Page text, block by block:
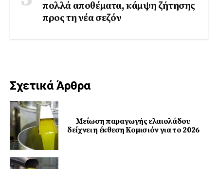
πολλά αποθέματα, κάμψη ζήτησης
προς τη νέα σεζόν
Σχετικά Άρθρα
Μείωση παραγωγής ελαιολάδου
δείχνει η έκθεση Κομισιόν για το 2026